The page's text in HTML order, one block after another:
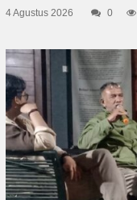
4 Agustus 2026 0